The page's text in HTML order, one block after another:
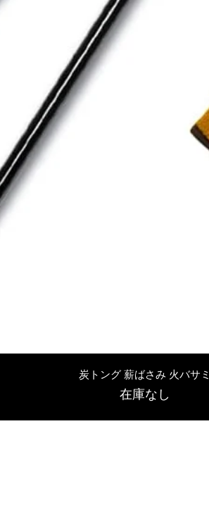
クイックビュー
炭トング 薪ばさみ 火バサミ
在庫なし